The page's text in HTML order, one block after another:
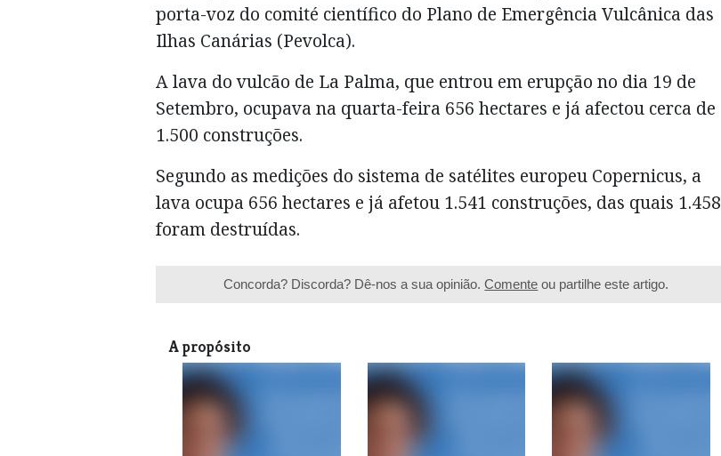
porta-voz do comité científico do Plano de Emergência Vulcânica das
Ilhas Canárias (Pevolca).
A lava do vulcão de La Palma, que entrou em erupção no dia 19 de
Setembro, ocupava na quarta-feira 656 hectares e já afectou cerca de
1.500 construções.
Segundo as medições do sistema de satélites europeu Copernicus, a
lava ocupa 656 hectares e já afetou 1.541 construções, das quais 1.458
foram destruídas.
Concorda? Discorda? Dê-nos a sua opinião.Comente ou partilhe este artigo.
A propósito